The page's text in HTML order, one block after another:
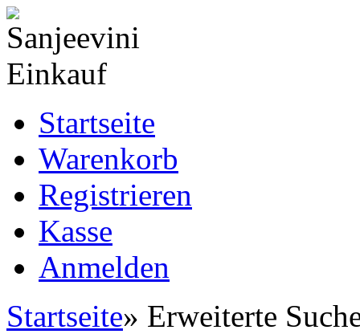
Startseite
Warenkorb
Registrieren
Kasse
Anmelden
Startseite» Erweiterte